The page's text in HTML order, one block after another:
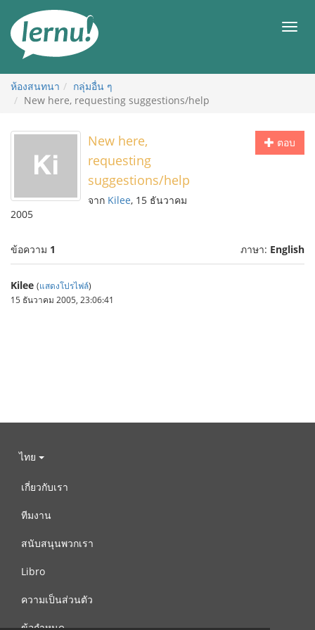
สารบัญ
เมนู
ห้องสนทนา
กลุ่มอื่น ๆ
New here, requesting suggestions/help
ตอบ
New here,
requesting
suggestions/help
จาก Kilee, 15 ธันวาคม
2005
ข้อความ 1 ภาษา: English
Kilee (แสดงโปรไฟล์)
15 ธันวาคม 2005, 23:06:41
ไทย
เกี่ยวกับเรา
ทีมงาน
สนับสนุนพวกเรา
Libro
ความเป็นส่วนตัว